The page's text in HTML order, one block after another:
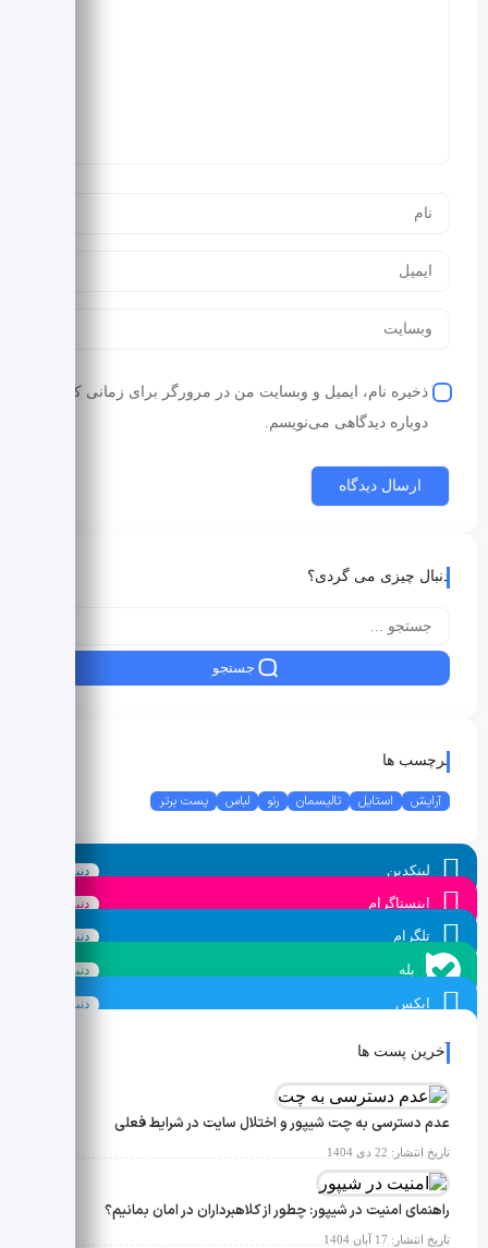
ذخیره نام، ایمیل و وبسایت من در مرورگر برای زمانی که
دوباره دیدگاهی می‌نویسم.
دنبال چیزی می گردی؟
جستجو
برچسب ها
آرایش استایل تالیسمان رنو لباس پست برتر
لینکدین دنبال کنید
اینستاگرام دنبال کنید
تلگرام دنبال کنید
بله دنبال کنید
ایکس دنبال کنید
آخرین پست ها
عدم دسترسی به چت شیپور و اختلال سایت در شرایط فعلی
تاریخ انتشار: 22 دی 1404
راهنمای امنیت در شیپور: چطور از کلاهبرداران در امان بمانیم؟
تاریخ انتشار: 17 آبان 1404